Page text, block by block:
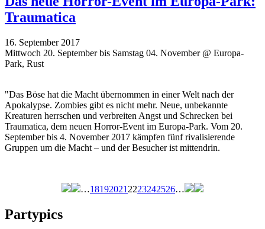
Traumatica
16. September 2017
Mittwoch 20. September bis Samstag 04. November @ Europa-
Park, Rust
"Das Böse hat die Macht übernommen in einer Welt nach der
Apokalypse. Zombies gibt es nicht mehr. Neue, unbekannte
Kreaturen herrschen und verbreiten Angst und Schrecken bei
Traumatica, dem neuen Horror-Event im Europa-Park. Vom 20.
September bis 4. November 2017 kämpfen fünf rivalisierende
Gruppen um die Macht – und der Besucher ist mittendrin.
…18192021 2223242526…
Partypics